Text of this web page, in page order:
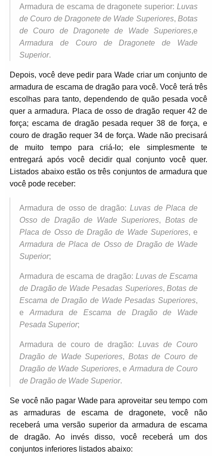
Armadura de escama de dragonete superior: Luvas
de Couro de Dragonete de Wade Superiores, Botas
de Couro de Dragonete de Wade Superiores,e
Armadura de Couro de Dragonete de Wade
Superior.
Depois, você deve pedir para Wade criar um conjunto de
armadura de escama de dragão para você. Você terá três
escolhas para tanto, dependendo de quão pesada você
quer a armadura. Placa de osso de dragão requer 42 de
força; escama de dragão pesada requer 38 de força, e
couro de dragão requer 34 de força. Wade não precisará
de muito tempo para criá-lo; ele simplesmente te
entregará após você decidir qual conjunto você quer.
Listados abaixo estão os três conjuntos de armadura que
você pode receber:
Armadura de osso de dragão: Luvas de Placa de
Osso de Dragão de Wade Superiores, Botas de
Placa de Osso de Dragão de Wade Superiores, e
Armadura de Placa de Osso de Dragão de Wade
Superior;
Armadura de escama de dragão: Luvas de Escama
de Dragão de Wade Pesadas Superiores,Botas de
Escama de Dragão de Wade Pesadas Superiores,
e Armadura de Escama de Dragão de Wade
Pesada Superior;
Armadura de couro de dragão: Luvas de Couro
Dragão de Wade Superiores, Botas de Couro de
Dragão de Wade Superiores, e Armadura de Couro
de Dragão de Wade Superior.
Se você não pagar Wade para aproveitar seu tempo com
as armaduras de escama de dragonete, você não
receberá uma versão superior da armadura de escama
de dragão. Ao invés disso, você receberá um dos
conjuntos inferiores listados abaixo: